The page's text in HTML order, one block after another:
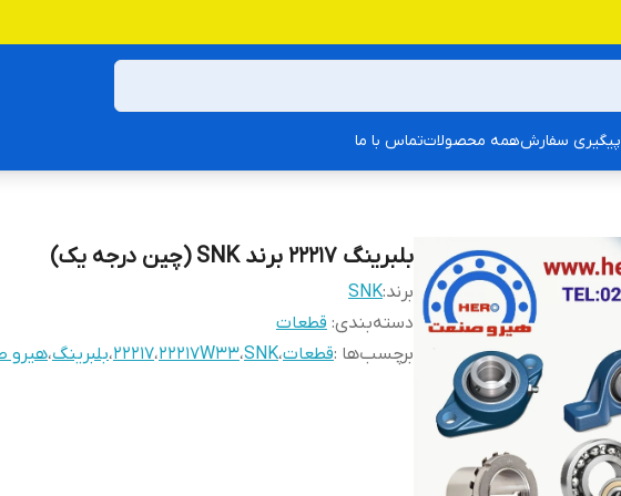
پیگیری سفارشهمه محصولاتتماس با ما
بلبرینگ 22217 برند SNK (چین درجه یک)
برند:SNK
دسته‌بندی: قطعات
برچسب‌ها :قطعات،SNK،22217W33،22217،بلبرینگ،هیرو